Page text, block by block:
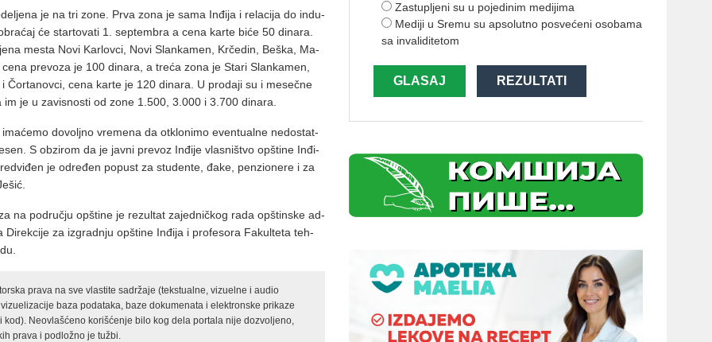
je na tri zo­ne. Pr­va zo­na je sa­ma In­đi­ja i re­la­ci­ja do in­du­
će star­to­va­ti 1. sep­tem­bra a ce­na kar­te bi­će 50 di­na­ra.
me­sta No­vi Kar­lov­ci, No­vi Slan­ka­men, Kr­če­din, Be­ška, Ma­
pre­vo­za je 100 di­na­ra, a tre­ća zo­na je Sta­ri Slan­ka­men,
Čor­ta­nov­ci, ce­na kar­te je 120 di­na­ra. U pro­da­ji su i me­seč­ne
je u za­vi­sno­sti od zo­ne 1.500, 3.000 i 3.700 di­na­ra.
do­volj­no vre­me­na da ot­klo­ni­mo even­tu­al­ne ne­do­stat­
S ob­zi­rom da je jav­ni pre­voz In­đi­je vla­sni­štvo op­šti­ne In­đi­
je od­re­đen po­pust za stu­den­te, đa­ke, pen­zi­o­ne­re i za
na pod­ruč­ju op­šti­ne je re­zul­tat za­jed­nič­kog ra­da op­štin­ske ad­
Di­rek­ci­je za iz­grad­nju op­šti­ne In­đi­ja i pro­fe­so­ra Fa­kul­te­ta teh­
prava na sve vlastite sadržaje (tekstualne, vizuelne i audio
baza podataka, baze dokumenata i elektronske prikaze
kod). Neovlašćeno korišćenje bilo kog dela portala nije dozvoljeno,
prava i podložno je tužbi.
Zastupljeni su u pojedinim medijima
Mediji u Sremu su apsolutno posvećeni osobama
sa invaliditetom
GLASAJ REZULTATI